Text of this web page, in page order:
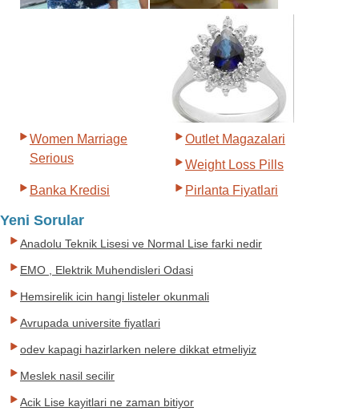
Women Marriage
Serious
Outlet Magazalari
Weight Loss Pills
Banka Kredisi
Pirlanta Fiyatlari
Yeni Sorular
Anadolu Teknik Lisesi ve Normal Lise farki nedir
EMO , Elektrik Muhendisleri Odasi
Hemsirelik icin hangi listeler okunmali
Avrupada universite fiyatlari
odev kapagi hazirlarken nelere dikkat etmeliyiz
Meslek nasil secilir
Acik Lise kayitlari ne zaman bitiyor